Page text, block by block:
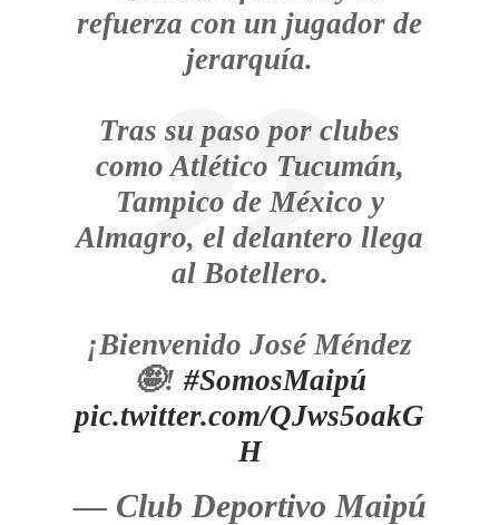
refuerza con un jugador de
jerarquía.
Tras su paso por clubes
como Atlético Tucumán,
Tampico de México y
Almagro, el delantero llega
al Botellero.
¡Bienvenido José Méndez
🤪! #SomosMaipú
pic.twitter.com/QJws5oakG
H
— Club Deportivo Maipú